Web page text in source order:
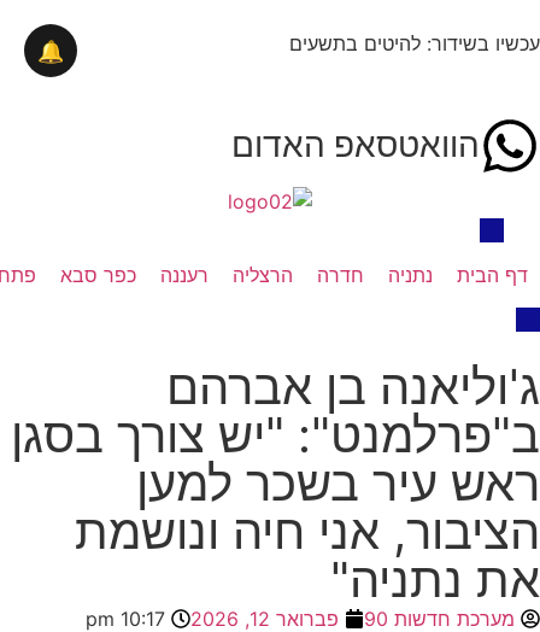
עכשיו בשידור: להיטים בתשעים
הוואטסאפ האדום
דף הבית נתניה חדרה הרצליה רעננה כפר סבא
ג'וליאנה בן אברהם
ב"פרלמנט": "יש צורך בסגן
ראש עיר בשכר למען
הציבור, אני חיה ונושמת
את נתניה"
מערכת חדשות 90 פברואר 12, 2026 10:17 pm
🔔